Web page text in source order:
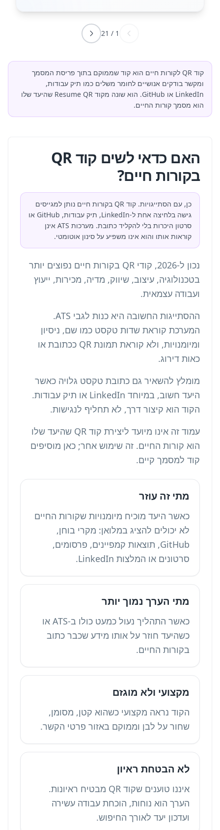
1
/
21
קוד QR לקורות חיים הוא קוד שממוקם בתוך פריסת המסמך
ומקשר בודקים אנושיים לחומר משלים כמו תיק עבודות,
LinkedIn או GitHub. הוא שונה מקוד Resume QR שהיעד שלו
הוא מסמך קורות החיים.
האם כדאי לשים קוד QR
בקורות חיים?
כן, עם הסתייגויות. קוד QR בקורות חיים נותן למגייסים
גישה בלחיצה אחת ל-LinkedIn, תיק עבודות, GitHub או
סרטון היכרות בלי להקליד כתובת. מערכות ATS אינן
קוראות אותו והוא אינו משפיע על סינון אוטומטי.
נכון ל-2026, קודי QR בקורות חיים נפוצים יותר
בטכנולוגיה, עיצוב, שיווק, מדיה, מכירות, ייעוץ
ועבודה עצמאית.
ההסתייגות החשובה היא כנות לגבי ATS.
המערכת קוראת שדות טקסט כמו שם, ניסיון
ומיומנויות, ולא קוראת תמונת QR ככתובת או
כאות דירוג.
מומלץ להשאיר גם כתובת טקסט גלויה כאשר
היעד חשוב, במיוחד LinkedIn או תיק עבודות.
הקוד הוא קיצור דרך, לא תחליף לנגישות.
עמוד זה אינו מיועד ל
יצירת קוד QR שהיעד שלו
הוא קורות החיים. זה שימוש אחר; כאן מוסיפים
קוד למסמך קיים.
מתי זה עוזר
כאשר היעד מוכיח מיומנויות שקורות החיים
לא יכולים להציג במלואן: מקרי בוחן,
GitHub, תוצאות קמפיינים, פרסומים,
סרטונים או המלצות LinkedIn.
מתי הערך נמוך יותר
כאשר התהליך נעול כמעט כולו ב-ATS או
כשהיעד חוזר על אותו מידע שכבר כתוב
בקורות החיים.
מקצועי ולא מוגזם
הקוד נראה מקצועי כשהוא קטן, מסומן,
שחור על לבן וממוקם באזור פרטי הקשר.
לא הבטחת ראיון
איננו טוענים שקוד QR מבטיח ראיונות.
הערך הוא נוחות, הוכחת עבודה עשירה
ועדכון יעד לאורך החיפוש.